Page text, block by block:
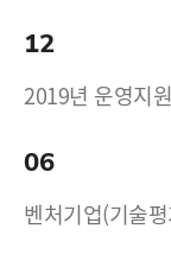
12
2019년 운영지
06
벤처기업(기술